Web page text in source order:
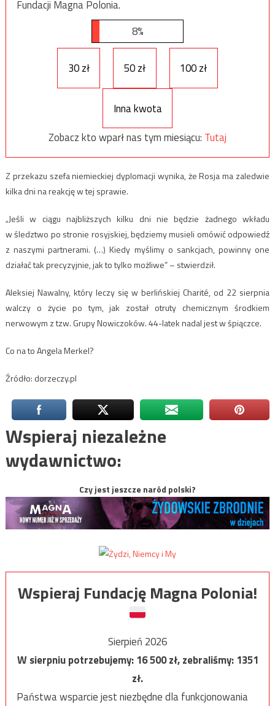
Fundacji Magna Polonia.
8%
30 zł 50 zł 100 zł
Inna kwota
Zobacz kto wparł nas tym miesiącu: Tutaj
Z przekazu szefa niemieckiej dyplomacji wynika, że Rosja ma zaledwie
kilka dni na reakcję w tej sprawie.
„Jeśli w ciągu najbliższych kilku dni nie będzie żadnego wkładu
w śledztwo po stronie rosyjskiej, będziemy musieli omówić odpowiedź
z naszymi partnerami. (…) Kiedy myślimy o sankcjach, powinny one
działać tak precyzyjnie, jak to tylko możliwe” – stwierdził.
Aleksiej Nawalny, który leczy się w berlińskiej Charité, od 22 sierpnia
walczy o życie po tym, jak został otruty chemicznym środkiem
nerwowym z tzw. Grupy Nowiczoków. 44-latek nadal jest w śpiączce.
Co na to Angela Merkel?
Źródło: dorzeczy.pl
Wspieraj niezależne
wydawnictwo:
Czy jest jeszcze naród polski?
Wspieraj Fundację Magna Polonia!
Sierpień 2026
W sierpniu potrzebujemy:16 500zł, zebraliśmy:1351
zł.
Państwa wsparcie jest niezbędne dla funkcjonowania